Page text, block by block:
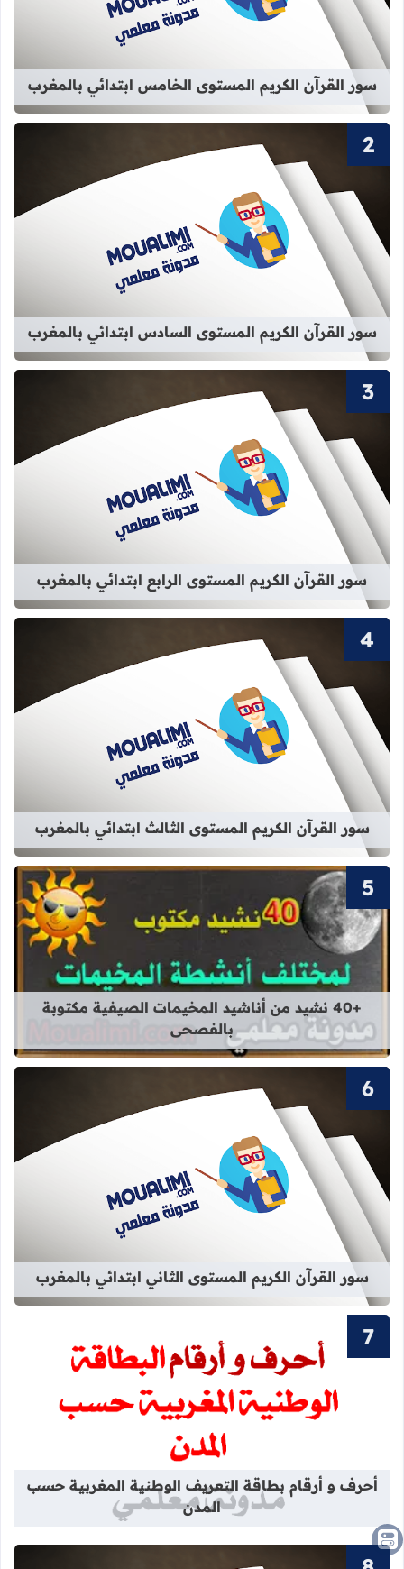
سور القرآن الكريم المستوى الخامس ابتدائي بالمغرب
قراءة المزيد عن سور القرآن
سور القرآن الكريم المستوى السادس ابتدائي بالمغرب
قراءة المزيد عن سور القرآن الكريم
سور القرآن الكريم المستوى الرابع ابتدائي بالمغرب
قراءة المزيد عن سور القرآن الكريم
سور القرآن الكريم المستوى الثالث ابتدائي بالمغرب
قراءة المزيد عن +40 نشيد من أناشيد المخيمات الصيفية مكتوبة بالفصحى
+40 نشيد من أناشيد المخيمات الصيفية مكتوبة
بالفصحى
قراءة المزيد عن سور القرآن الكريم
سور القرآن الكريم المستوى الثاني ابتدائي بالمغرب
قراءة المزيد عن أحرف و أرقام
أحرف و أرقام بطاقة التعريف الوطنية المغربية حسب
المدن